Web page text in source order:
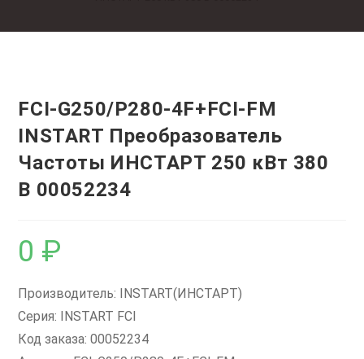
FCI-G250/P280-4F+FCI-FM
INSTART Преобразователь
Частоты ИНСТАРТ 250 кВт 380
В 00052234
0 ₽
Производитель: INSTART(ИНСТАРТ)
Серия: INSTART FCI
Код заказа: 00052234